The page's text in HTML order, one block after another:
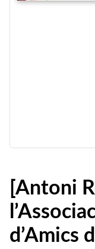
[Antoni
d’Amics